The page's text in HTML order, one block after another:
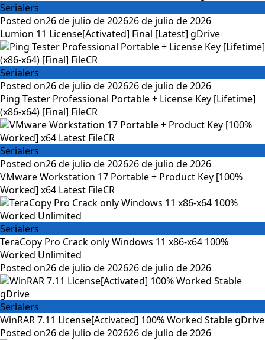
Serialers
Posted on26 de julio de 202626 de julio de 2026
Lumion 11 License[Activated] Final [Latest] gDrive
Serialers
Posted on26 de julio de 202626 de julio de 2026
Ping Tester Professional Portable + License Key [Lifetime]
(x86-x64) [Final] FileCR
Serialers
Posted on26 de julio de 202626 de julio de 2026
VMware Workstation 17 Portable + Product Key [100%
Worked] x64 Latest FileCR
Serialers
TeraCopy Pro Crack only Windows 11 x86-x64 100%
Worked Unlimited
Posted on26 de julio de 202626 de julio de 2026
Serialers
WinRAR 7.11 License[Activated] 100% Worked Stable gDrive
Posted on26 de julio de 202626 de julio de 2026